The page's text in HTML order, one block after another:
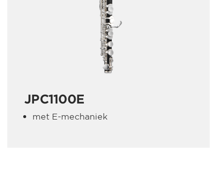
JPC1100E
met E-mechaniek